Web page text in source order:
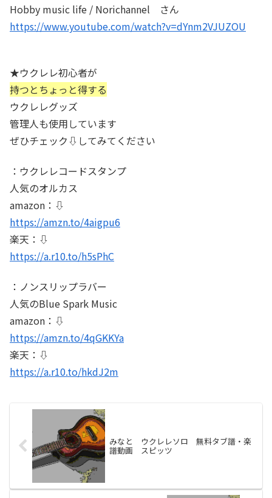
Hobby music life / Norichannel さん
https://www.youtube.com/watch?v=dYnm2VJUZOU
★ウクレレ初心者が
持つとちょっと得する
ウクレレグッズ
管理人も使用しています
ぜひチェック⇩してみてください
：ウクレレコードスタンプ
人気のオルカス
amazon：⇩
https://amzn.to/4aigpu6
楽天：⇩
https://a.r10.to/h5sPhC
：ノンスリップラバー
人気のBlue Spark Music
amazon：⇩
https://amzn.to/4qGKKYa
楽天：⇩
https://a.r10.to/hkdJ2m
みなと ウクレレソロ 無料タブ譜・楽
譜動画 スピッツ